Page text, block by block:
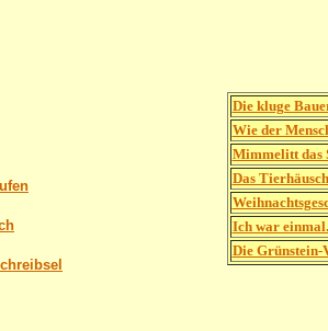
Die kluge
Wie der
Mimmelitt das
Das
Ich war
Die Grünstein-